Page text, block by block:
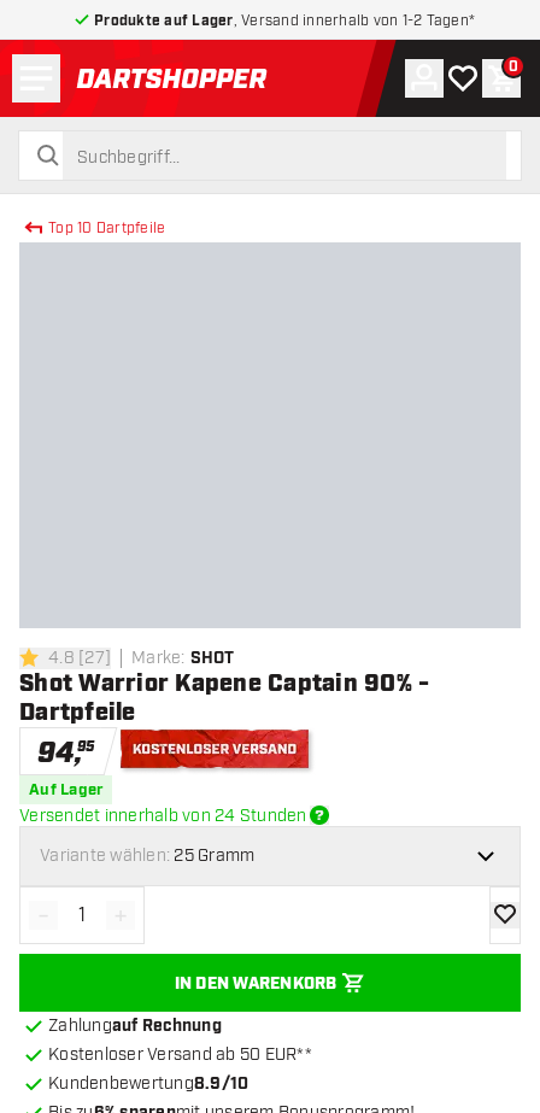
Produkte auf Lager , Versand innerhalb von 1-2 Tagen*
zurück zur Startseite
suchen
suchen
Konto
Meine 0
Top 10 Dartpfeile
4.8 Bewertungssterne
4.8 [27] Marke: SHOT
Shot Warrior Kapene Captain 90% -
Dartpfeile
94,95
Auf Lager
Versendet innerhalb von 24 Stunden
Variante wählen: 25 Gramm
Menge verringern
- Menge erhöhen
+
IN DEN WARENKORB
Zur
Zahlungauf Rechnung
Kostenloser Versand ab 50 EUR**
Kundenbewertung8.9/10